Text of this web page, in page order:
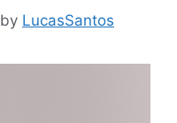
by LucasSantos